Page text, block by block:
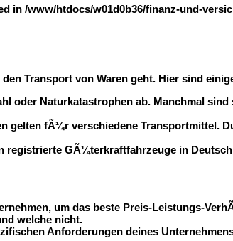
in /www/htdocs/w01d0b36/finanz-und-
Transport von Waren geht. Hier sind
oder Naturkatastrophen ab. Manchmal
gelten fÃ¼r verschiedene Transportmittel.
registrierte GÃ¼terkraftfahrzeuge in
um das beste Preis-Leistungs-
welche nicht.
Anforderungen deines